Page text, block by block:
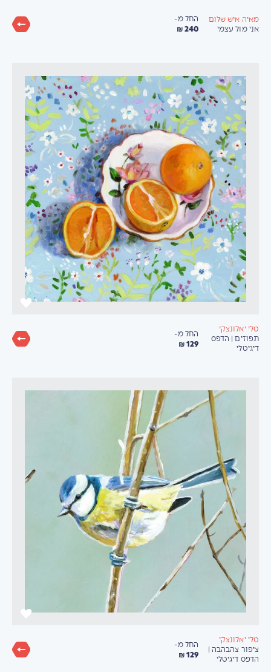
מאיה איש שלום
אני מול עצמי
החל מ-
240 ₪
טלי יאלונצקי
תפוזים | הדפס
דיגיטלי
החל מ-
129 ₪
טלי יאלונצקי
ציפור צהבהבה |
הדפס דיגיטלי
החל מ-
129 ₪